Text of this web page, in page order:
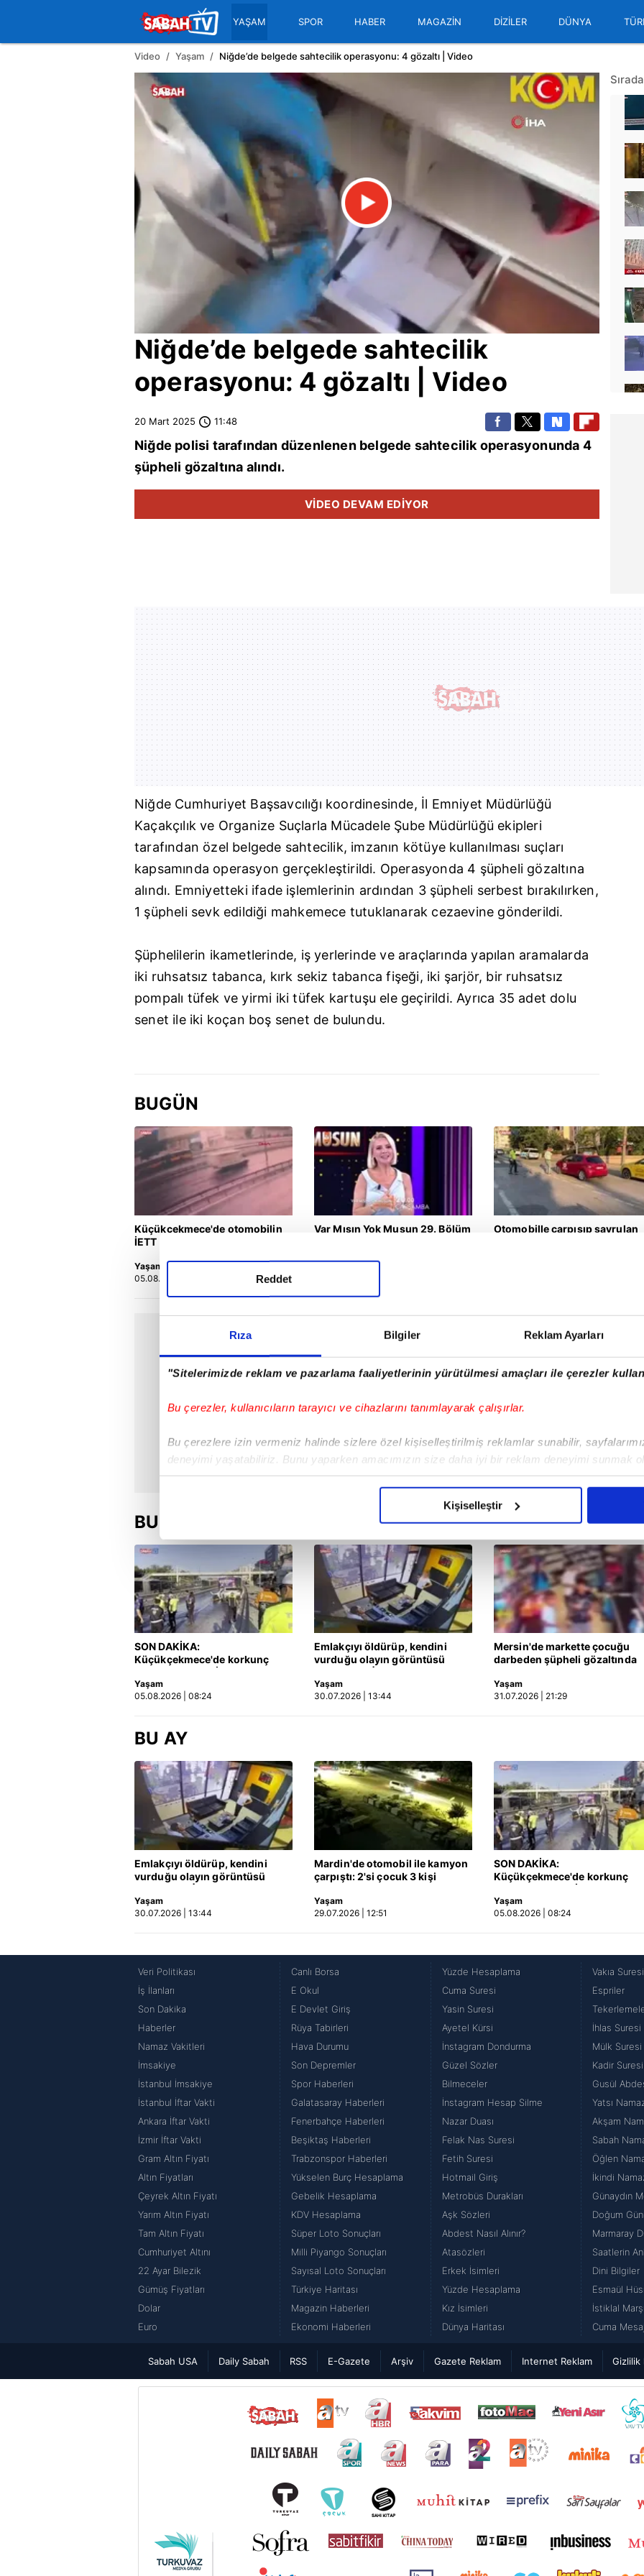
Rıza Bilgiler Reklam Ayarları
"Sitelerimizde reklam ve pazarlama faaliyetlerinin yürütülmesi amaçları ile çerezler
Bu çerezler, kullanıcıların tarayıcı ve cihazlarını tanımlayarak çalışırlar.
Bu çerezlere izin vermeniz halinde sizlere özel kişiselleştirilmiş reklamlar sunabilir,
deneyimi yaşatabiliriz. Bunu yaparken amacımızın size daha iyi bir reklam deneyimi sunmak
içerikleri sunabilmek adına elimizden gelen çabayı gösterdiğimizi ve bu noktada, reklamların
Sizlere daha iyi bir hizmet sunabilmek için İnternet Sitemizde kendimize ve üçüncü kişilere ait
çerezler vasıtasıyla çeşitli kişisel verileriniz işlenmekte olup gerekli olan çerezler bilgi toplumu
amacıyla kullanılmaktadır. Diğer çerezler, sitemizin daha işlevsel kılınması ve
reklam/pazarlama faaliyetlerinin yapılması, amaçlarıyla sınırlı olarak açık rızanız dahilinde
Çerezlere ilişkin tercihlerinizi aşağıda yer alan panel vasıtasıyla belirleyebilirsiniz. Çerezlere
butonuna tıklayabilir,
Çerez Bilgilendirme Metnimiziziyaret edebilirsiniz.
6698 sayılı Kişisel Verilerin Korunması Kanunu uyarınca hazırlanmış Aydınlatma Metnimizi
Reddet
Kişiselleştir
YAŞAM SPOR HABER MAGAZİN DİZİLER DÜNYA
Video Yaşam Niğde’de belgede sahtecilik operasyonu: 4 gözaltı | Video
Niğde’de belgede sahtecilik
operasyonu: 4 gözaltı | Video
20 Mart 2025 11:48
Niğde polisi tarafından düzenlenen belgede sahtecilik operasyonunda 4
şüpheli gözaltına alındı.
VİDEO DEVAM EDİYOR
Niğde Cumhuriyet Başsavcılığı koordinesinde, İl Emniyet Müdürlüğü
Kaçakçılık ve Organize Suçlarla Mücadele Şube Müdürlüğü ekipleri
tarafından özel belgede sahtecilik, imzanın kötüye kullanılması suçları
kapsamında operasyon gerçekleştirildi. Operasyonda 4 şüpheli gözaltına
alındı. Emniyetteki ifade işlemlerinin ardından 3 şüpheli serbest bırakılırken,
1 şüpheli sevk edildiği mahkemece tutuklanarak cezaevine gönderildi.
Şüphelilerin ikametlerinde, iş yerlerinde ve araçlarında yapılan aramalarda
iki ruhsatsız tabanca, kırk sekiz tabanca fişeği, iki şarjör, bir ruhsatsız
pompalı tüfek ve yirmi iki tüfek kartuşu ele geçirildi. Ayrıca 35 adet dolu
senet ile iki koçan boş senet de bulundu.
BUGÜN
Küçükçekmece'de otomobilin
İETT otobüsüne çarptığı kaza
Yaşam
05.08.2026 | 14:28
Var Mısın Yok Musun 29. Bölüm
Fragman
Otomobille çarpışıp savrulan
BU HAFTA
SON DAKİKA:
Küçükçekmece'de korkunç
otobüsüne çarptı: 3 kişi
hayatını kaybetti | Video
Yaşam
05.08.2026 | 08:24
Emlakçıyı öldürüp, kendini
vurduğu olayın görüntüsü
Yaşam
30.07.2026 | 13:44
Mersin'de markette çocuğu
darbeden şüpheli gözaltında
Yaşam
31.07.2026 | 21:29
BU AY
Emlakçıyı öldürüp, kendini
vurduğu olayın görüntüsü
Yaşam
30.07.2026 | 13:44
Mardin'de otomobil ile kamyon
çarpıştı: 2'si çocuk 3 kişi
kamerada
Yaşam
29.07.2026 | 12:51
SON DAKİKA:
Küçükçekmece'de korkunç
otobüsüne çarptı: 3 kişi
hayatını kaybetti | Video
Yaşam
05.08.2026 | 08:24
Veri Politikası
İş İlanları
Son Dakika
Haberler
Namaz Vakitleri
İmsakiye
İstanbul İmsakiye
İstanbul İftar Vakti
Ankara İftar Vakti
İzmir İftar Vakti
Gram Altın Fiyatı
Altın Fiyatları
Çeyrek Altın Fiyatı
Yarım Altın Fiyatı
Tam Altın Fiyatı
Cumhuriyet Altını
22 Ayar Bilezik
Gümüş Fiyatları
Dolar
Euro
Canlı Borsa
E Okul
E Devlet Giriş
Rüya Tabirleri
Hava Durumu
Son Depremler
Spor Haberleri
Galatasaray Haberleri
Fenerbahçe Haberleri
Beşiktaş Haberleri
Trabzonspor Haberleri
Yükselen Burç Hesaplama
Gebelik Hesaplama
KDV Hesaplama
Süper Loto Sonuçları
Milli Piyango Sonuçları
Sayısal Loto Sonuçları
Türkiye Haritası
Magazin Haberleri
Ekonomi Haberleri
Yüzde Hesaplama
Cuma Suresi
Yasin Suresi
Ayetel Kürsi
İnstagram Dondurma
Güzel Sözler
Bilmeceler
İnstagram Hesap Silme
Nazar Duası
Felak Nas Suresi
Fetih Suresi
Hotmail Giriş
Metrobüs Durakları
Aşk Sözleri
Abdest Nasıl Alınır?
Atasözleri
Erkek İsimleri
Yüzde Hesaplama
Kız İsimleri
Dünya Haritası
Vakıa Suresi
Espriler
İhlas Suresi
Mülk Suresi
Kadir Suresi
Gusül
Yatsı
Akşam
Sabah
Öğlen
İkindi
Günaydın
Doğum
Marmaray
Saatlerin
Dini Bilgiler
Esmaül
İstiklal Marşı
Cuma
Sabah USA Daily Sabah RSS E-Gazete Arşiv Gazete Reklam Internet Reklam Gizlilik